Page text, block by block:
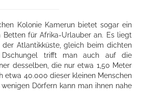
Kolonie Kamerun bietet sogar ein
Betten für Afrika-Urlauber an. Es liegt
Atlantikküste, gleich beim dichten
Dschungel trifft man auch auf die
desselben, die nur etwa 1,50 Meter
etwa 40.000 dieser kleinen Menschen
Dörfern kann man ihnen nahe